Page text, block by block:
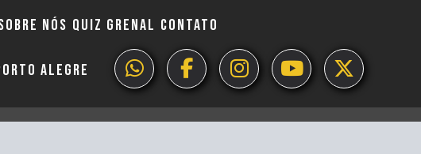
NÓS QUIZ GRENAL CONTATO
ALEGRE